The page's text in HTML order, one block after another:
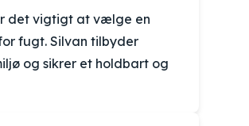
det vigtigt at vælge en
fugt. Silvan tilbyder
og sikrer et holdbart og